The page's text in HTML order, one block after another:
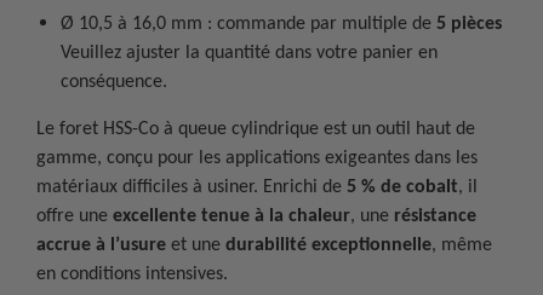
Ø 10,5 à 16,0 mm : commande par multiple de 5 pièces
Veuillez ajuster la quantité dans votre panier en
conséquence.
Le foret HSS-Co à queue cylindrique est un outil haut de
gamme, conçu pour les applications exigeantes dans les
matériaux difficiles à usiner. Enrichi de 5 % de cobalt, il
offre une excellente tenue à la chaleur, une résistance
accrue à l’usure et une durabilité exceptionnelle, même
en conditions intensives.